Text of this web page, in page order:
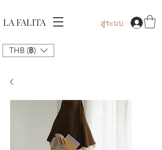
LA FALITA
THB (฿)
เข้าสู่ระบบ